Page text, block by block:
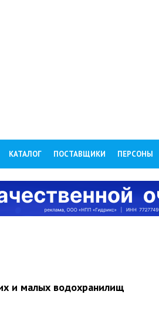
КАТАЛОГ ПОСТАВЩИКИ ПЕРСОНЫ
и малых водохранилищ